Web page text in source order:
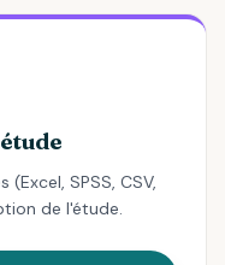
SPSS, CSV,
de l'étude.